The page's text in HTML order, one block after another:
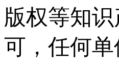
版权等知
可，任何